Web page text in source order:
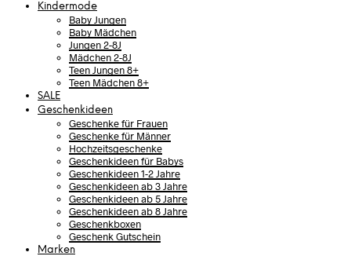
Kindermode
Baby Jungen
Baby Mädchen
Jungen 2-8J
Mädchen 2-8J
Teen Jungen 8+
Teen Mädchen 8+
SALE
Geschenkideen
Geschenke für Frauen
Geschenke für Männer
Hochzeitsgeschenke
Geschenkideen für Babys
Geschenkideen 1-2 Jahre
Geschenkideen ab 3 Jahre
Geschenkideen ab 5 Jahre
Geschenkideen ab 8 Jahre
Geschenkboxen
Geschenk Gutschein
Marken